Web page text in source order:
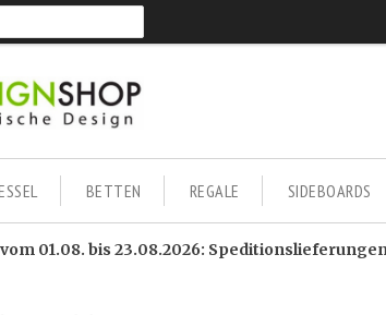
BETTEN REGALE SIDEBOARDS
01.08. bis 23.08.2026: